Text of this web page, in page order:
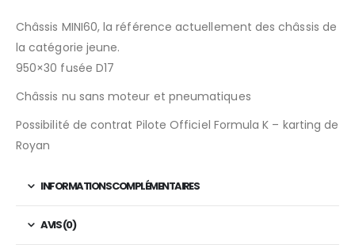
Châssis MINI60, la référence actuellement des châssis de
la catégorie jeune.
950×30 fusée D17
Châssis nu sans moteur et pneumatiques
Possibilité de contrat Pilote Officiel Formula K – karting de
Royan
INFORMATIONS COMPLÉMENTAIRES
AVIS (0)